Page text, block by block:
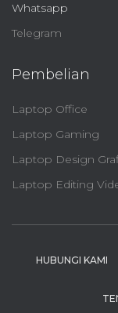
Whatsapp
Telegram
Pembelian
Laptop Office
Laptop Gaming
Laptop Design
Laptop Editing
HUBUNGI KAMI